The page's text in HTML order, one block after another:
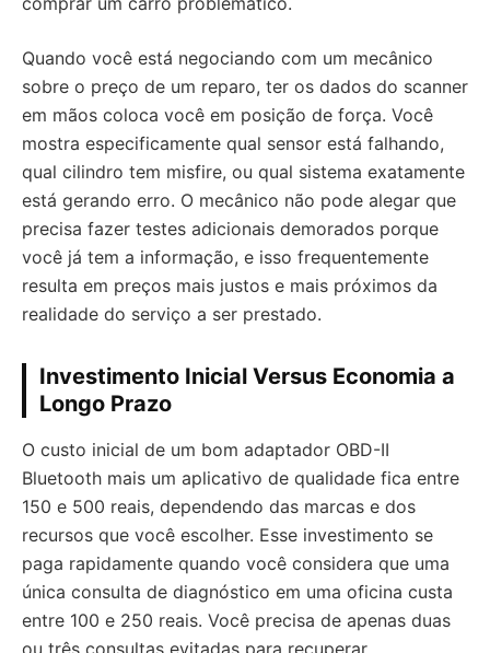
Quando você está negociando com um mecânico
sobre o preço de um reparo, ter os dados do scanner
em mãos coloca você em posição de força. Você
mostra especificamente qual sensor está falhando,
qual cilindro tem misfire, ou qual sistema exatamente
está gerando erro. O mecânico não pode alegar que
precisa fazer testes adicionais demorados porque
você já tem a informação, e isso frequentemente
resulta em preços mais justos e mais próximos da
realidade do serviço a ser prestado.
Investimento Inicial Versus Economia a
Longo Prazo
O custo inicial de um bom adaptador OBD-II
Bluetooth mais um aplicativo de qualidade fica entre
150 e 500 reais, dependendo das marcas e dos
recursos que você escolher. Esse investimento se
paga rapidamente quando você considera que uma
única consulta de diagnóstico em uma oficina custa
entre 100 e 250 reais. Você precisa de apenas duas
ou três consultas evitadas para recuperar